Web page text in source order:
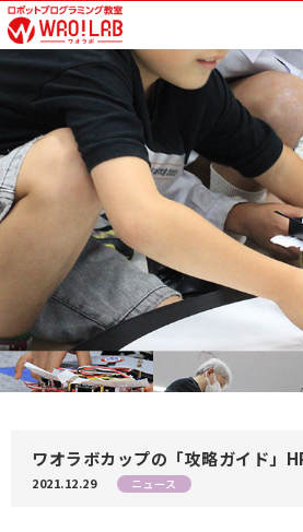
ワオラボカップの「攻略ガイド」
2021.12.29 ニュース